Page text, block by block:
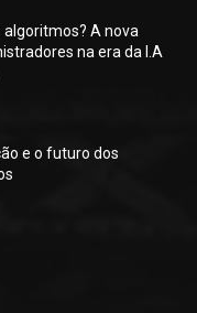
A nova
na era da I.A
e o futuro dos